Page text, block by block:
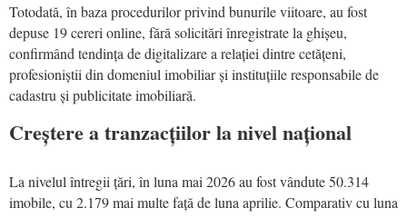
Totodată, în baza procedurilor privind bunurile viitoare, au fost
depuse 19 cereri online, fără solicitări înregistrate la ghișeu,
confirmând tendința de digitalizare a relației dintre cetățeni,
profesioniștii din domeniul imobiliar și instituțiile responsabile de
cadastru și publicitate imobiliară.
Creștere a tranzacțiilor la nivel național
La nivelul întregii țări, în luna mai 2026 au fost vândute 50.314
imobile, cu 2.179 mai multe față de luna aprilie. Comparativ cu luna